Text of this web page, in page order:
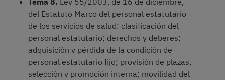
del Estatuto Marco del personal estatutario
de los servicios de salud: clasificación del
personal estatutario; derechos y deberes;
adquisición y pérdida de la condición de
personal estatutario fijo; provisión de plazas,
selección y promoción interna; movilidad del